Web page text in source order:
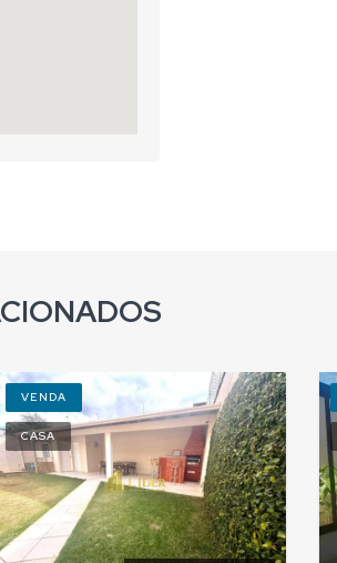
VENDA
CASA